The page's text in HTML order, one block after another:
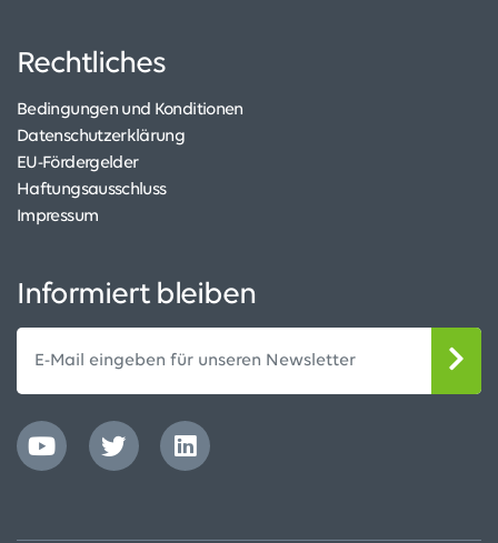
Rechtliches
Bedingungen und Konditionen
Datenschutzerklärung
EU-Fördergelder
Haftungsausschluss
Impressum
Informiert bleiben